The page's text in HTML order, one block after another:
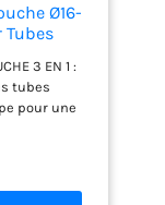
Ø16-
de
3 EN 1 :
tubes
pour une
avec les
TUBE MIEUX